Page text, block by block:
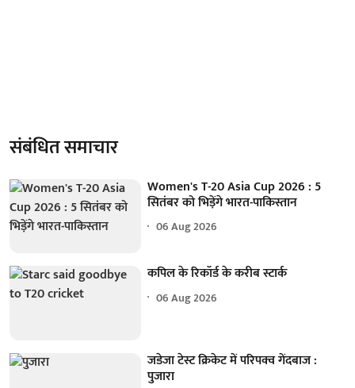
संबंधित समाचार
Women's T-20 Asia Cup 2026 : 5
सितंबर को भिड़ेंगे भारत-पाकिस्तान
06 Aug 2026
कपिल के रिकॉर्ड के करीब स्टार्क
06 Aug 2026
जडेजा टेस्ट क्रिकेट में परिपक्व गेंदबाज :
पुजारा